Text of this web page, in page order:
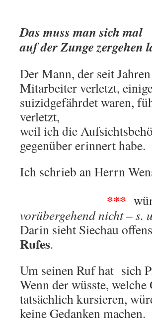
Das muss man sich mal
auf der Zunge zergehen
Der Mann, der seit
Mitarbeiter verletzt,
suizidgefährdet waren,
verletzt,
weil ich die
gegenüber erinnert habe.
Ich schrieb an Herrn
***
vorübergehend nicht – s.
Darin sieht Siechau
Rufes.
Um seinen Ruf hat sich
Wenn der wüsste,
tatsächlich kursieren,
keine Gedanken machen.